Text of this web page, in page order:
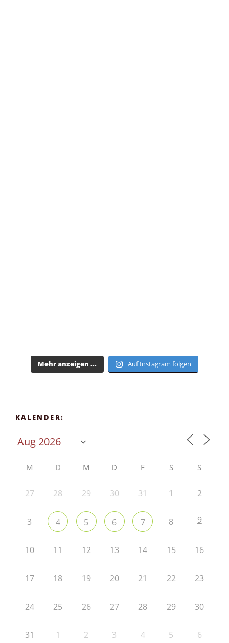
Mehr anzeigen ... Auf Instagram folgen
KALENDER:
M D M D F S S
27 28 29 30 31 1 2
3 4 5 6 7 8 9
10 11 12 13 14 15 16
17 18 19 20 21 22 23
24 25 26 27 28 29 30
31 1 2 3 4 5 6